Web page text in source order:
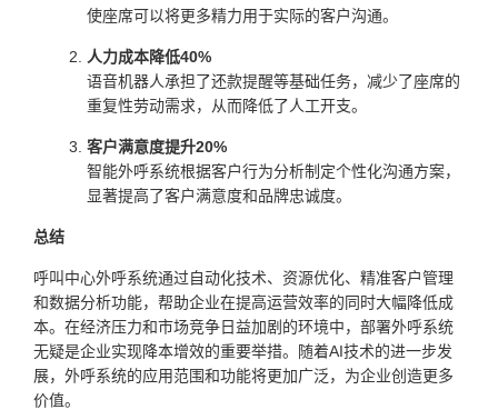
使座席可以将更多精力用于实际的客户沟通。
人力成本降低40%
语音机器人承担了还款提醒等基础任务，减少了座席的
重复性劳动需求，从而降低了人工开支。
客户满意度提升20%
智能外呼系统根据客户行为分析制定个性化沟通方案，
显著提高了客户满意度和品牌忠诚度。
总结
呼叫中心外呼系统通过自动化技术、资源优化、精准客户管理
和数据分析功能，帮助企业在提高运营效率的同时大幅降低成
本。在经济压力和市场竞争日益加剧的环境中，部署外呼系统
无疑是企业实现降本增效的重要举措。随着AI技术的进一步发
展，外呼系统的应用范围和功能将更加广泛，为企业创造更多
价值。